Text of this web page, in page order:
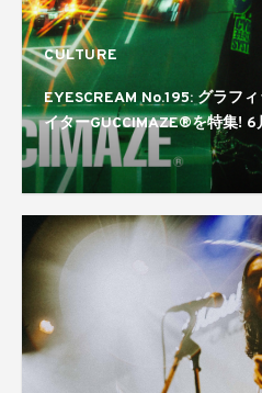
CULTURE
EYESCREAM No.195: グラフ
イターGUCCIMAZE®を特集! 6